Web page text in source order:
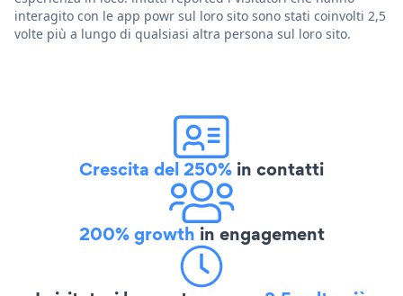
interagito con le app powr sul loro sito sono stati coinvolti 2,5
volte più a lungo di qualsiasi altra persona sul loro sito.
Crescita del 250% in contatti
200% growth in engagement